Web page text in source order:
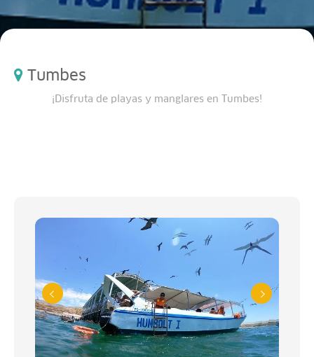
Tumbes
¡Disfruta de playas y manglares en Tumbes!